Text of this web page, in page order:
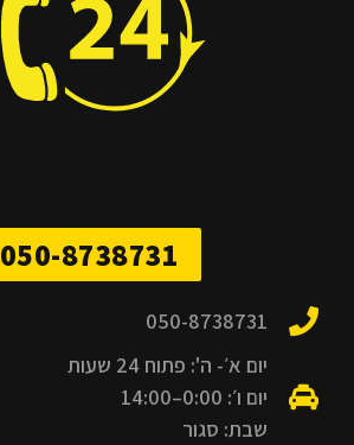
050-8738731
050-8738731
יום א׳- ה': פתוח 24 שעות
יום ו׳: 0:00–14:00
שבת: סגור